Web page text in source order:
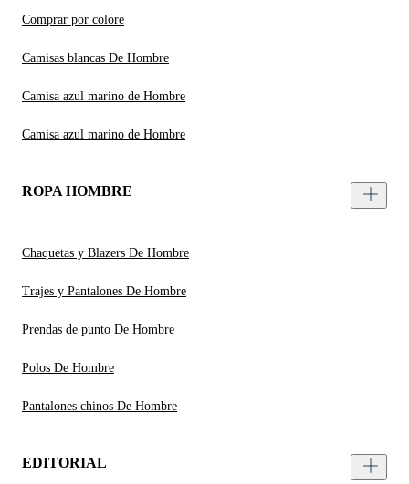
Comprar por colore
Camisas blancas De Hombre
Camisa azul marino de Hombre
Camisa azul marino de Hombre
ROPA HOMBRE
Chaquetas y Blazers De Hombre
Trajes y Pantalones De Hombre
Prendas de punto De Hombre
Polos De Hombre
Pantalones chinos De Hombre
EDITORIAL